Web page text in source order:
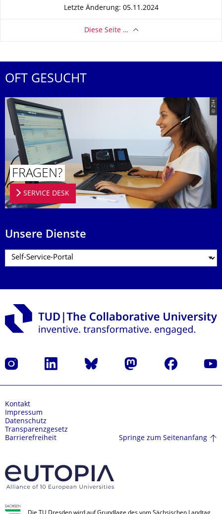
Letzte Änderung: 05.11.2024
Diese Seite …
OFT GESUCHT
© ZIH
FRAGEN?
SERVICE DESK
Unsere Dienste
Instagram LinkedIn Bluesky Mastodon Facebook
Kontakt
Impressum
Datenschutz
Transparenzgesetz
Barrierefreiheit
Springe zum Seitenanfang